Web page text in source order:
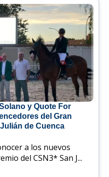
y Quote For
del Gran
de Cuenca
a los nuevos
del CSN3* San J...